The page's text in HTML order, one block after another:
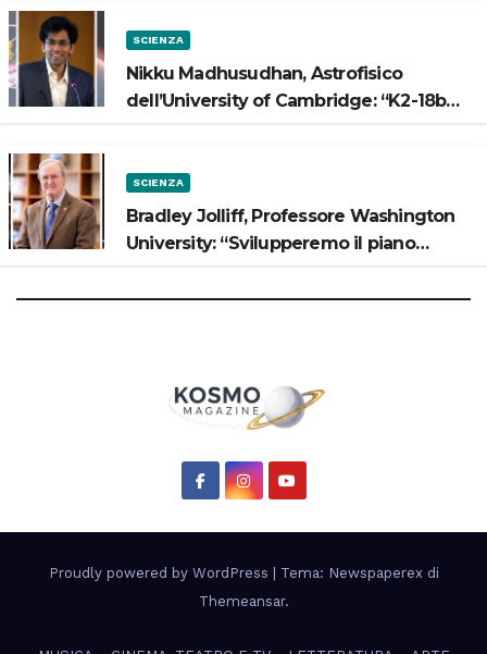
SCIENZA
Nikku Madhusudhan, Astrofisico
dell’University of Cambridge: “K2-18b
SCIENZA
Bradley Jolliff, Professore Washington
University: “Svilupperemo il piano
Proudly powered by WordPress | Tema: Newspaperex di
Themeansar.